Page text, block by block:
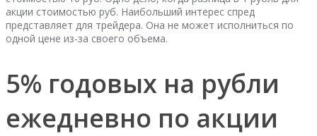
акции стоимостью руб. Наибольший интерес спред
представляет для трейдера. Она не может исполниться по
одной цене из-за своего объема.
5% годовых на рубли
ежедневно по акции